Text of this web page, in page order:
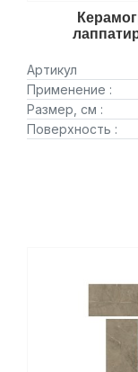
Артикул
Применение :
Размер, см :
Поверхность :